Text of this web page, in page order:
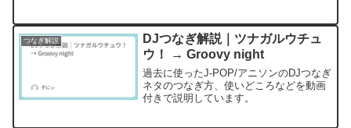
つなぎ解説
DJつなぎ解説｜ツナガルウチュ
ウ！ → Groovy night
過去に使ったJ-POP/アニソンのDJつなぎ
ネタのつなぎ方、使いどころなどを動画
付きで説明しています。